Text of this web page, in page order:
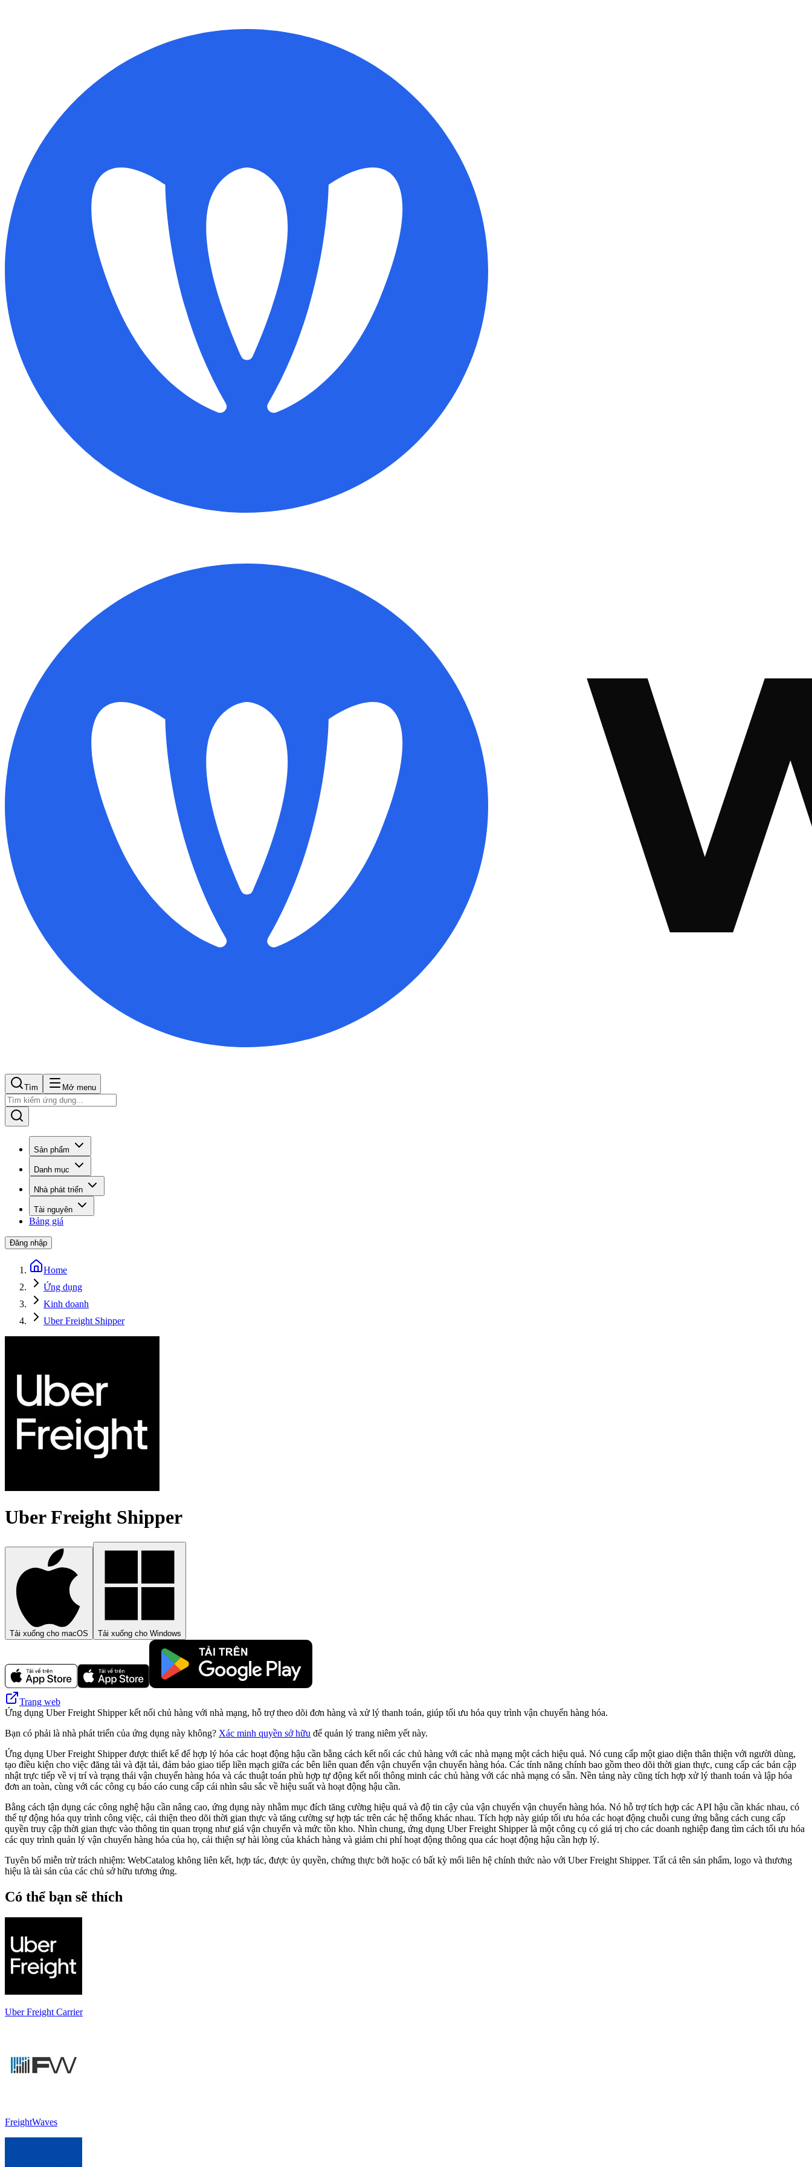
Tìm Mở menu
Sản phẩm
Danh mục
Nhà phát triển
Tài nguyên
Bảng giá
Đăng nhập
Home
Ứng dụng
Kinh doanh
Uber Freight Shipper
Uber Freight Shipper
Tải xuống cho macOS Tải xuống cho Windows
Trang web
Ứng dụng Uber Freight Shipper kết nối chủ hàng với nhà mạng, hỗ trợ theo dõi đơn hàng và xử lý thanh toán, giúp tối ưu hóa quy trình vận chuyển hàng hóa.
Bạn có phải là nhà phát triển của ứng dụng này không? Xác minh quyền sở hữu để quản lý trang niêm yết này.
Ứng dụng Uber Freight Shipper được thiết kế để hợp lý hóa các hoạt động hậu cần bằng cách kết nối các chủ hàng với các nhà mạng một cách hiệu quả. Nó cung cấp một giao diện thân thiện với người dùng,
tạo điều kiện cho việc đăng tải và đặt tải, đảm bảo giao tiếp liền mạch giữa các bên liên quan đến vận chuyển vận chuyển hàng hóa. Các tính năng chính bao gồm theo dõi thời gian thực, cung cấp các bản cập
nhật trực tiếp về vị trí và trạng thái vận chuyển hàng hóa và các thuật toán phù hợp tự động kết nối thông minh các chủ hàng với các nhà mạng có sẵn. Nền tảng này cũng tích hợp xử lý thanh toán và lập hóa
đơn an toàn, cùng với các công cụ báo cáo cung cấp cái nhìn sâu sắc về hiệu suất và hoạt động hậu cần.
Bằng cách tận dụng các công nghệ hậu cần nâng cao, ứng dụng này nhằm mục đích tăng cường hiệu quả và độ tin cậy của vận chuyển vận chuyển hàng hóa. Nó hỗ trợ tích hợp các API hậu cần khác nhau, có
thể tự động hóa quy trình công việc, cải thiện theo dõi thời gian thực và tăng cường sự hợp tác trên các hệ thống khác nhau. Tích hợp này giúp tối ưu hóa các hoạt động chuỗi cung ứng bằng cách cung cấp
quyền truy cập thời gian thực vào thông tin quan trọng như giá vận chuyển và mức tồn kho. Nhìn chung, ứng dụng Uber Freight Shipper là một công cụ có giá trị cho các doanh nghiệp đang tìm cách tối ưu hóa
các quy trình quản lý vận chuyển hàng hóa của họ, cải thiện sự hài lòng của khách hàng và giảm chi phí hoạt động thông qua các hoạt động hậu cần hợp lý.
Tuyên bố miễn trừ trách nhiệm: WebCatalog không liên kết, hợp tác, được ủy quyền, chứng thực bởi hoặc có bất kỳ mối liên hệ chính thức nào với Uber Freight Shipper. Tất cả tên sản phẩm, logo và thương
hiệu là tài sản của các chủ sở hữu tương ứng.
Có thể bạn sẽ thích
Uber Freight Carrier
FreightWaves